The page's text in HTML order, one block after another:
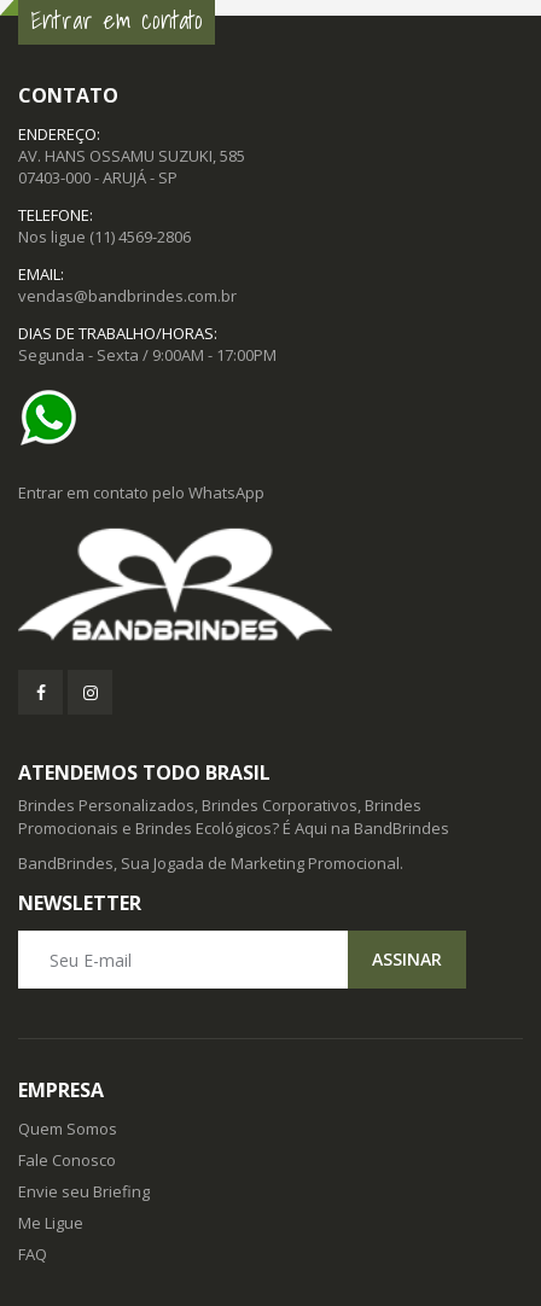
Entrar em contato
CONTATO
ENDEREÇO:
AV. HANS OSSAMU SUZUKI, 585
07403-000 - ARUJÁ - SP
TELEFONE:
Nos ligue (11) 4569-2806
EMAIL:
vendas@bandbrindes.com.br
DIAS DE TRABALHO/HORAS:
Segunda - Sexta / 9:00AM - 17:00PM
Entrar em contato pelo WhatsApp
ATENDEMOS TODO BRASIL
Brindes Personalizados, Brindes Corporativos, Brindes
Promocionais e Brindes Ecológicos? É Aqui na BandBrindes
BandBrindes, Sua Jogada de Marketing Promocional.
NEWSLETTER
ASSINAR
EMPRESA
Quem Somos
Fale Conosco
Envie seu Briefing
Me Ligue
FAQ